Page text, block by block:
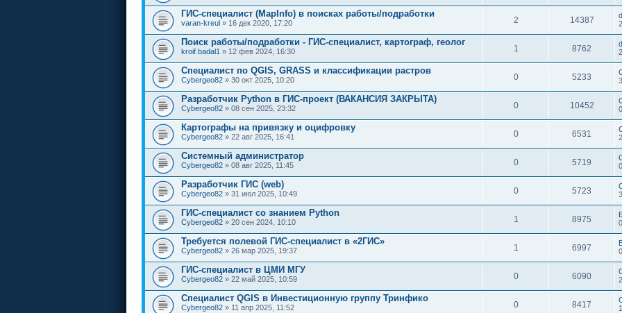
ГИС-специалист (MapInfo) в поисках работы/подработки
varan-kreul » 16 дек 2020, 17:20 2 14387
Поиск работы/подработки - ГИС-специалист, картограф, геолог
kroif.badal1 » 12 фев 2024, 16:30 1 8762
Специалист по QGIS, GRASS и классификации растров
Cybergeo82 » 30 окт 2025, 10:20 0 5233
Разработчик Python в ГИС-проект (ВАКАНСИЯ ЗАКРЫТА)
Cybergeo82 » 08 сен 2025, 23:32 0 10452
Картографы на привязку и оцифровку
Cybergeo82 » 22 авг 2025, 16:41 0 6531
Системный администратор
Cybergeo82 » 08 авг 2025, 11:45 0 5719
Разработчик ГИС (web)
Cybergeo82 » 31 июл 2025, 10:49 0 5723
ГИС-специалист со знанием Python
Cybergeo82 » 20 сен 2024, 10:10 1 8975
Требуется полевой ГИС-специалист в «2ГИС»
Cybergeo82 » 26 мар 2025, 19:37 1 6997
ГИС-специалист в ЦМИ МГУ
Cybergeo82 » 22 май 2025, 10:59 0 6090
Специалист QGIS в Инвестиционную группу Тринфико
Cybergeo82 » 11 апр 2025, 11:52 0 8417